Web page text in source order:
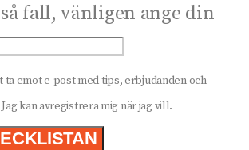
fall, vänligen ange din
ta emot e-post med tips, erbjudanden och
kan avregistrera mig när jag vill.